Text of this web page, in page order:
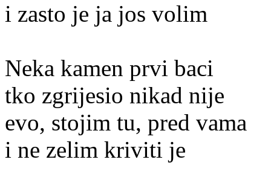
i zasto je ja jos volim
Neka kamen prvi baci
tko zgrijesio nikad nije
evo, stojim tu, pred vama
i ne zelim kriviti je